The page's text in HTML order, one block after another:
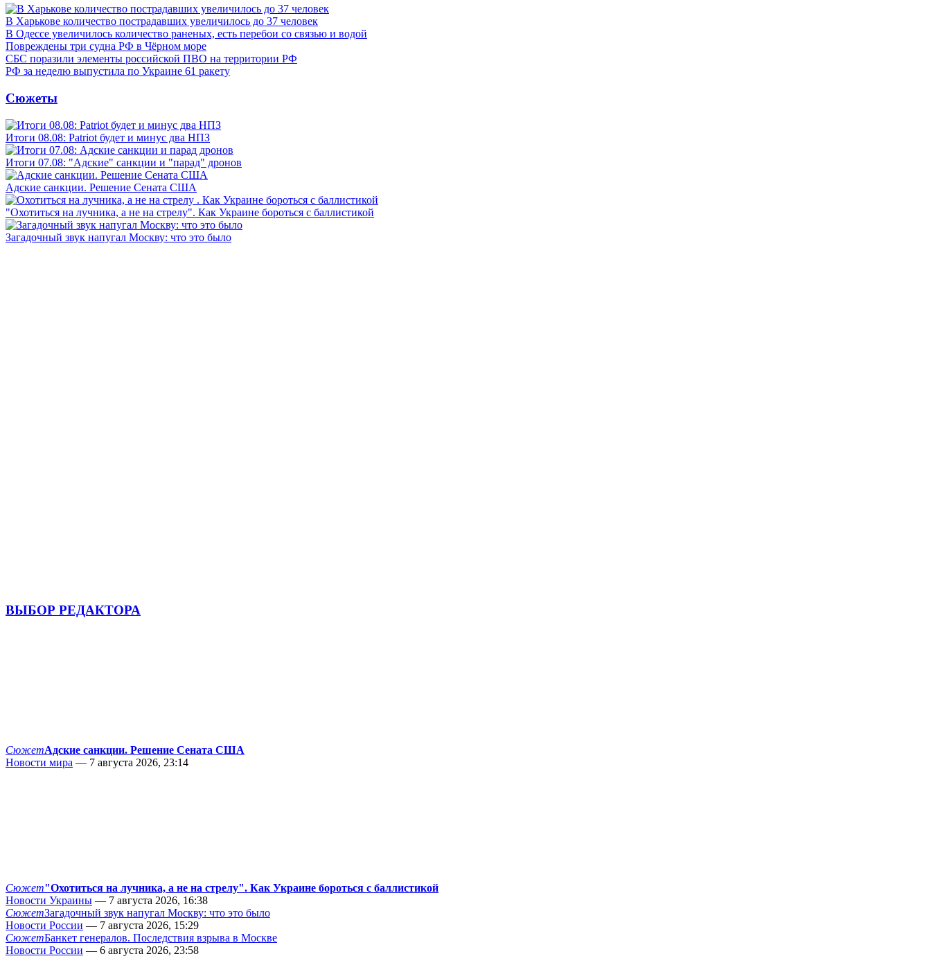
В Харькове количество пострадавших увеличилось до 37 человек
В Одессе увеличилось количество раненых, есть перебои со связью и водой
Повреждены три судна РФ в Чёрном море
СБС поразили элементы российской ПВО на территории РФ
РФ за неделю выпустила по Украине 61 ракету
Сюжеты
Итоги 08.08: Patriot будет и минус два НПЗ
Итоги 07.08: "Адские" санкции и "парад" дронов
Адские санкции. Решение Сената США
"Охотиться на лучника, а не на стрелу". Как Украине бороться с баллистикой
Загадочный звук напугал Москву: что это было
ВЫБОР РЕДАКТОРА
СюжетАдские санкции. Решение Сената США
Новости мира — 7 августа 2026, 23:14
Сюжет"Охотиться на лучника, а не на стрелу". Как Украине бороться с баллистикой
Новости Украины — 7 августа 2026, 16:38
СюжетЗагадочный звук напугал Москву: что это было
Новости России — 7 августа 2026, 15:29
СюжетБанкет генералов. Последствия взрыва в Москве
Новости России — 6 августа 2026, 23:58